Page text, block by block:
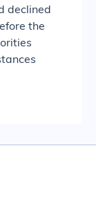
declined
the